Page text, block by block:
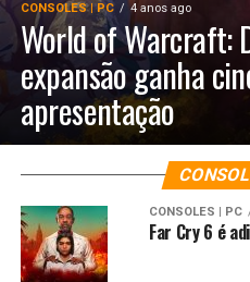
CONSOLES | PC 4 anos ago
World of Warcraft:
expansão ganha
apresentação
CONSOLES | PC
Far Cry 6 é